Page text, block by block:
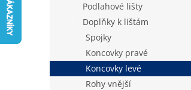
Podlahové lišty
Doplňky k lištám
Spojky
Koncovky pravé
Koncovky levé
Rohy vnější